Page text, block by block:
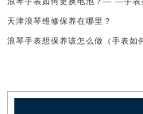
天津浪琴维修保养在哪里？
浪琴手表想保养该怎么做（手表如